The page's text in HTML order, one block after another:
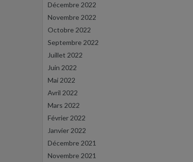
Décembre 2022
Novembre 2022
Octobre 2022
Septembre 2022
Juillet 2022
Juin 2022
Mai 2022
Avril 2022
Mars 2022
Février 2022
Janvier 2022
Décembre 2021
Novembre 2021